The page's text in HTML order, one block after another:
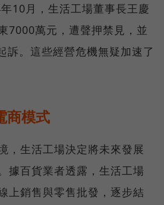
10月，生活工場董事長王慶
7000萬元，遭聲押禁見，並
訴。這些經營危機無疑加速了
商模式
，生活工場決定將未來發展
據百貨業者透露，生活工場
上銷售與零售批發，逐步結